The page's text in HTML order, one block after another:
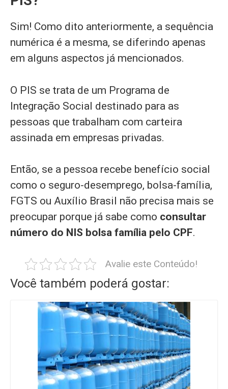
Sim! Como dito anteriormente, a sequência
numérica é a mesma, se diferindo apenas
em alguns aspectos já mencionados.
O PIS se trata de um Programa de
Integração Social destinado para as
pessoas que trabalham com carteira
assinada em empresas privadas.
Então, se a pessoa recebe benefício social
como o seguro-desemprego, bolsa-família,
FGTS ou Auxílio Brasil não precisa mais se
preocupar porque já sabe como consultar
número do NIS bolsa família pelo CPF.
Avalie este Conteúdo!
Você também poderá gostar: